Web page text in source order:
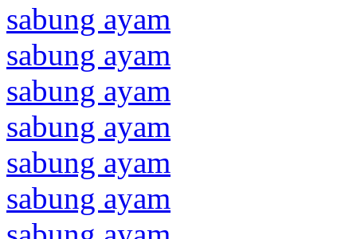
sabung ayam
sabung ayam
sabung ayam
sabung ayam
sabung ayam
sabung ayam